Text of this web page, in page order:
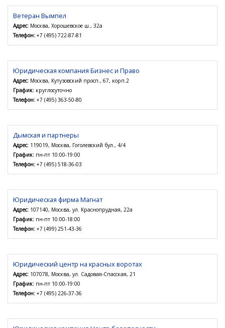
Ветеран Вымпел
Адрес: Москва, Хорошевское ш., 32а
Телефон: +7 (495) 722-87-81
Юридическая компания Бизнес и Право
Адрес: Москва, Кутузовский просп., 67, корп.2
График: круглосуточно
Телефон: +7 (495) 363-50-80
Дымская и партнеры
Адрес: 119019, Москва, Гоголевский бул., 4/4
График: пн-пт 10:00-19:00
Телефон: +7 (495) 518-36-03
Юридическая фирма Магнат
Адрес: 107140, Москва, ул. Краснопрудная, 22а
График: пн-пт 10:00-18:00
Телефон: +7 (499) 251-43-36
Юридический центр на красных воротах
Адрес: 107078, Москва, ул. Садовая-Спасская, 21
График: пн-пт 10:00-19:00
Телефон: +7 (495) 226-37-36